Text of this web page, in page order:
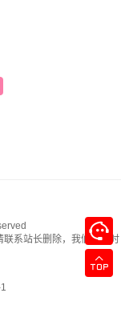
系站长删除，我们将及时